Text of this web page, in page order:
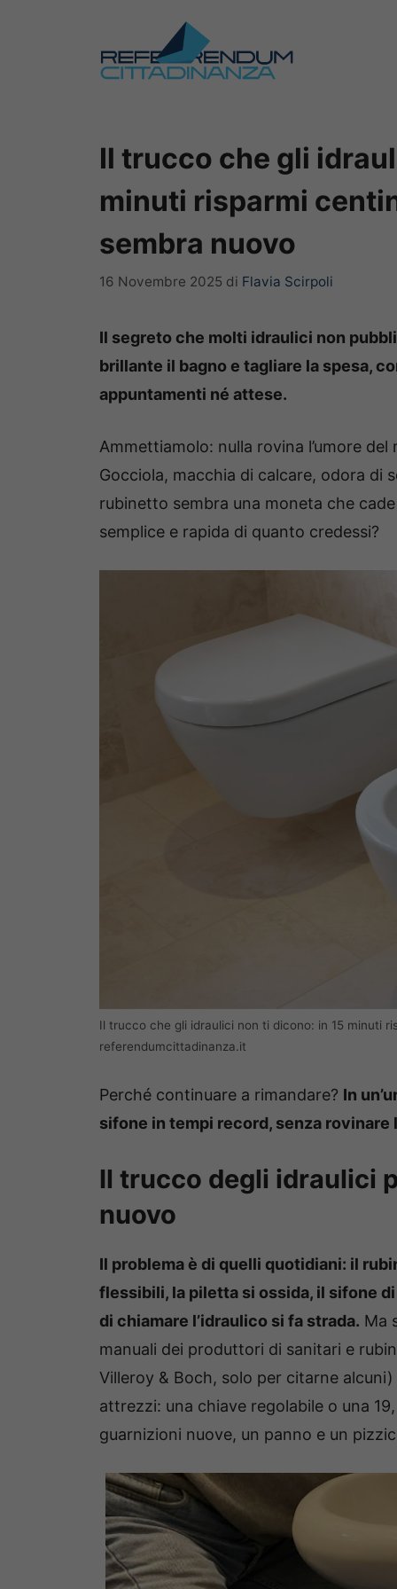
Il trucco che gli
minuti risparmi
sembra nuovo
16 Novembre 2025 di Flavia Scirpoli
Il segreto che molti idraulici non
brillante il bagno e tagliare la spesa,
appuntamenti né attese.
Ammettiamolo: nulla rovina l’umore
Gocciola, macchia di calcare, odora di
rubinetto sembra una moneta che
semplice e rapida di quanto credessi?
Il trucco che gli idraulici non ti dicono: in 15 minuti
referendumcittadinanza.it
Perché continuare a rimandare? In
sifone in tempi record, senza rovinare
Il trucco degli idraulici
nuovo
Il problema è di quelli quotidiani: il
flessibili, la piletta si ossida, il sifone
di chiamare l’idraulico si fa strada. Ma
manuali dei produttori di sanitari e
Villeroy & Boch, solo per citarne
attrezzi: una chiave regolabile o una
guarnizioni nuove, un panno e un